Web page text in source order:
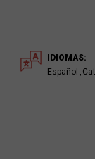
IDIOMAS:
Español